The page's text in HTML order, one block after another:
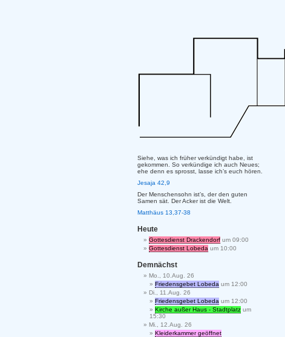
Siehe, was ich früher verkündigt habe, ist
gekommen. So verkündige ich auch Neues;
ehe denn es sprosst, lasse ich’s euch hören.
Jesaja 42,9
Der Menschensohn ist’s, der den guten
Samen sät. Der Acker ist die Welt.
Matthäus 13,37-38
Heute
Gottesdienst Drackendorf um 09:00
Gottesdienst Lobeda um 10:00
Demnächst
Mo., 10.Aug. 26
Friedensgebet Lobeda um 12:00
Di., 11.Aug. 26
Friedensgebet Lobeda um 12:00
Kirche außer Haus - Stadtplatz um
15:30
Mi., 12.Aug. 26
Kleiderkammer geöffnet